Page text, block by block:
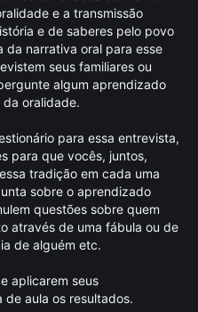
e a transmissão
e de saberes pelo povo
narrativa oral para esse
seus familiares ou
algum aprendizado
oralidade.
para essa entrevista,
para que vocês, juntos,
tradição em cada uma
sobre o aprendizado
questões sobre quem
através de uma fábula ou de
de alguém etc.
aplicarem seus
de aula os resultados.